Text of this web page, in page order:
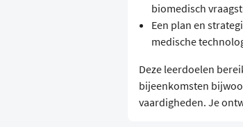
biomedisch
Een plan en
medische
Deze leerdoelen
bijeenkomsten
vaardigheden. Je